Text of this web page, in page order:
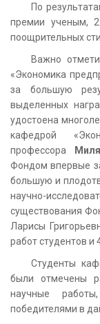
По
премии ученым,
поощрительных
Важно
«Экономика
за большую
выделенных
удостоена
кафедрой
профессора
Фондом впервые
большую и
научно-
существования
Ларисы
работ студентов и
Студенты
были отмечены
научные
победителями в